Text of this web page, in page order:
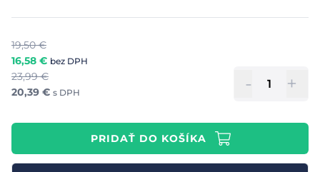
19,50€
16,58 € bez DPH
23,99€
20,39 € s DPH - +
PRIDAŤ DO KOŠÍKA